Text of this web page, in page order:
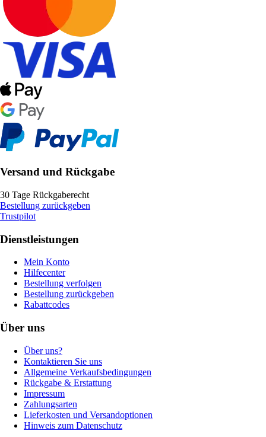
Versand und Rückgabe
30 Tage Rückgaberecht
Bestellung zurückgeben
Trustpilot
Dienstleistungen
Mein Konto
Hilfecenter
Bestellung verfolgen
Bestellung zurückgeben
Rabattcodes
Über uns
Über uns?
Kontaktieren Sie uns
Allgemeine Verkaufsbedingungen
Rückgabe & Erstattung
Impressum
Zahlungsarten
Lieferkosten und Versandoptionen
Hinweis zum Datenschutz